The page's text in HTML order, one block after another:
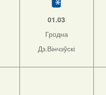
01.03
Гродна
Дз.Вінчэўскі